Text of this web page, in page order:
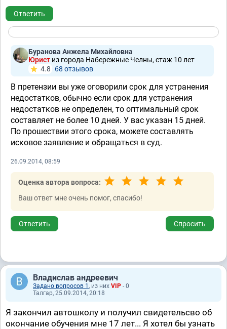
Ответить
Буранова Анжела Михайловна
Юрист из города Набережные Челны, стаж 10 лет
4.8
68 отзывов
В претензии вы уже оговорили срок для устранения
недостатков, обычно если срок для устранения
недостатков не определен, то оптимальный срок
составляет не более 10 дней. У вас указан 15 дней.
По прошествии этого срока, можете составлять
исковое заявление и обращаться в суд.
26.09.2014, 08:59
Оценка автора вопроса:
Ваш ответ мне очень помог, спасибо!
Ответить Спросить
Владислав андреевич
Задано вопросов 1 , из них VIP - 0
Талгар, 25.09.2014, 20:18
Я закончил автошколу и получил свидетельсво об
окончание обучения мне 17 лет... Я хотел бы узнать